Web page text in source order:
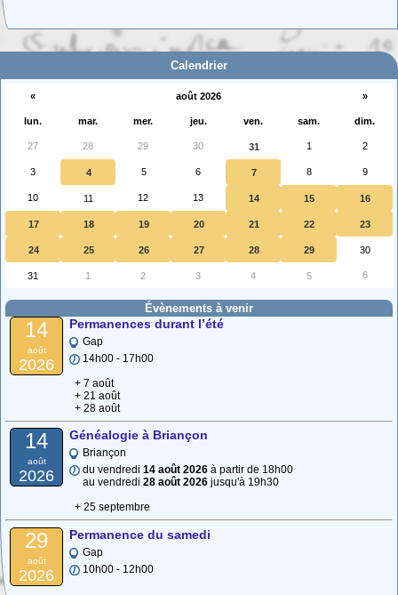
Carte interactive des Hautes-Alpes
La carte interactive ci-dessous permet de situer facilement une commune
des (…)
Calendrier
« août 2026 »
lun. mar. mer. jeu. ven. sam. dim.
27 28 29 30 31 1 2
3 4 5 6 7 8 9
10 11 12 13 14 15 16
17 18 19 20 21 22 23
24 25 26 27 28 29 30
31 1 2 3 4 5 6
Évènements à venir
14
août
2026
Permanences durant l’été
Gap
14h00 - 17h00
+ 7 août
+ 21 août
+ 28 août
14
août
2026
Généalogie à Briançon
Briançon
du vendredi 14 août 2026 à partir de 18h00
au vendredi 28 août 2026 jusqu'à 19h30
+ 25 septembre
29
août
2026
Permanence du samedi
Gap
10h00 - 12h00